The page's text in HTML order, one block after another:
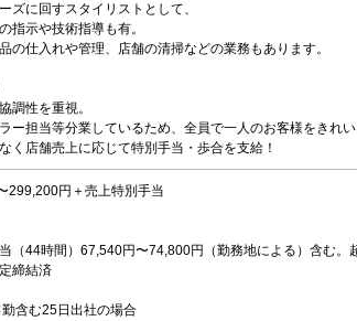
ズに回すスタイリストとして、
指示や技術指導も有。
の仕入れや管理、店舗の清掃などの業務もあります。
調性を重視。
ー担当等分業しているため、全員で一人のお客様をきれ
く店舗売上に応じて特別手当・歩合を支給！
299,200円＋売上特別手当
（44時間）67,540円〜74,800円（勤務地による）含む。
締結済
含む25日出社の場合